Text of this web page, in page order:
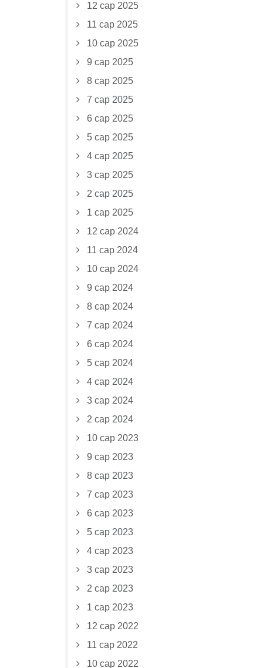
12 сар 2025
11 сар 2025
10 сар 2025
9 сар 2025
8 сар 2025
7 сар 2025
6 сар 2025
5 сар 2025
4 сар 2025
3 сар 2025
2 сар 2025
1 сар 2025
12 сар 2024
11 сар 2024
10 сар 2024
9 сар 2024
8 сар 2024
7 сар 2024
6 сар 2024
5 сар 2024
4 сар 2024
3 сар 2024
2 сар 2024
10 сар 2023
9 сар 2023
8 сар 2023
7 сар 2023
6 сар 2023
5 сар 2023
4 сар 2023
3 сар 2023
2 сар 2023
1 сар 2023
12 сар 2022
11 сар 2022
10 сар 2022